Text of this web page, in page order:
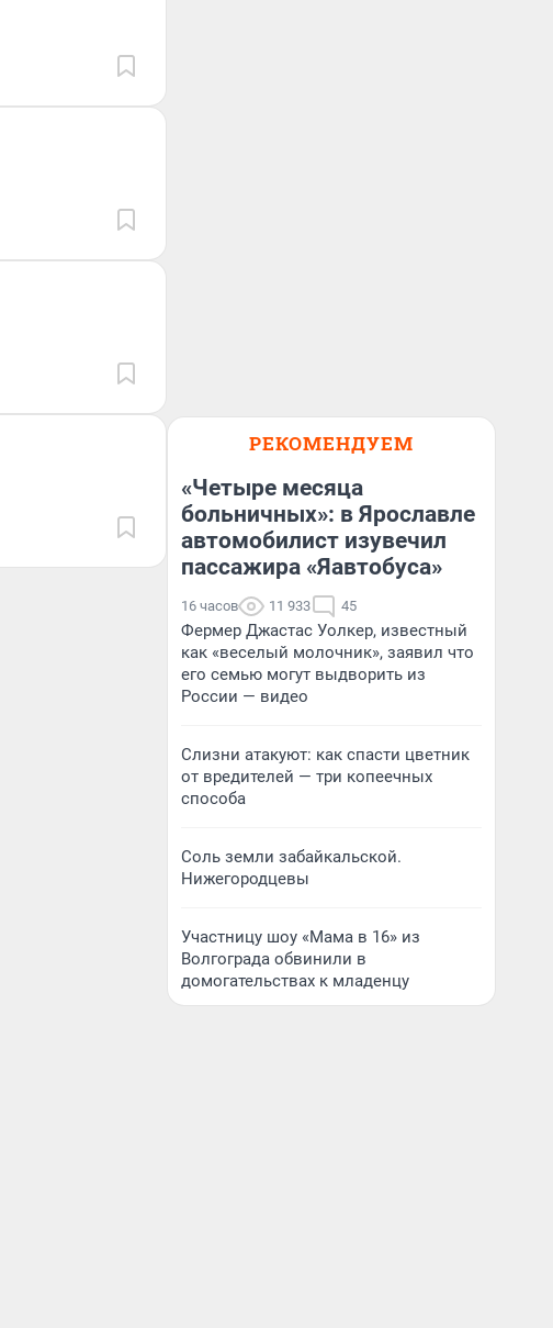
РЕКОМЕНДУЕМ
«Четыре месяца
больничных»: в Ярославле
автомобилист изувечил
пассажира «Яавтобуса»
16 часов 11 933 45
Фермер Джастас Уолкер, известный
как «веселый молочник», заявил что
его семью могут выдворить из
России — видео
Слизни атакуют: как спасти цветник
от вредителей — три копеечных
способа
Соль земли забайкальской.
Нижегородцевы
Участницу шоу «Мама в 16» из
Волгограда обвинили в
домогательствах к младенцу